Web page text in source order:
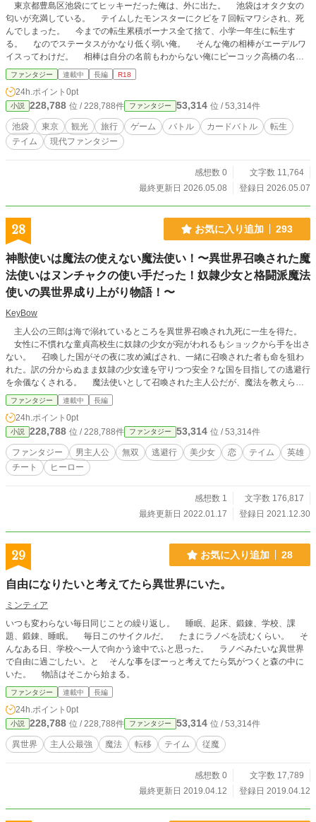
東京都豊島区池袋にてヒッキーだった俺は、外に出た。 池袋はオタク女の
匂いが充満している。 テイムしたモンスターにクビを７回転マワシされ、死
んでしまった。 今までの転生累積ボーナス全て捨て、小学一年生に転生す
る。 なのでステータスがかなり低く弱い俺。 そんな俺の相棒がエーデルワ
イスってわけだ。 相棒は自分の名前もわからない俺にピーコック高橋の名を
名付けてくれた。 それなら、人の身で孔雀の鉤爪を持つのは、当然。 人の
身で孔雀の鉤爪を持った俺はモンスターとの戦いで、エーデルワイスを ＜ス
キル:早池峰山に咲くハヤチネウスユキソウの如く＞でスキル名の如く。 早地
峰山に咲くハヤチネウスユキソウにして、そこからサモンするタクティクス。
それがなんの手違いか、早地峰山に咲く本物のハヤチネウスユキソウをサモン
しちまったんだ。 でも、なんだかんだで、ハヤチネウスイキソウとモンスタ
ー種族ラムイレコフといっしょに、 俺達は相棒エーデルワイスを救出するロー
い。 が、人造ふくろう:いけふくろうは現代の池袋を破壊して、ふくろうが支
配していた時代の池袋 を取り戻そうとたくらんでいた。 俺がいくら抗おう
耐え抜いた木造池袋駅。 第二次世界大戦の空襲においてもアメリカ戦闘機を
撃墜していた木造池袋駅。 その木造池袋駅をも簡単に崩壊させるオーバーキ
ルカード。 池袋はゲーセン、ボウリング、バッティングセンター、ダーツ
カフェ。 遊ぶのになんでもある。 ずっと遊んでられるし、ずっとゲームし
ていられる。 え、池袋には競馬場がない？ 池袋に競馬場がないなら池袋に
競馬場を作ればいいんだよ。
ファンタジー 連載中 長編 R18
24h.ポイント 0pt
小説 228,788 位 / 228,788件 ファンタジー 53,314 位 / 53,314件
池袋 東京 観光 旅行 ゲーム バトル カードバトル
転生
テイム
現代ファンタジー
感想数 0
文字数 11,764
最終更新日 2026.05.08
登録日 2026.05.07
28 お気に入り追加 293
神獣使いは魔法の使えない魔法使い！〜異世界召喚された魔
法使いはヌンチャクの使い手だった！奴隷少女と格闘派魔法
使いの異世界成り上がり物語！〜
KeyBow
主人公の三郎は海で溺れているところを異世界召喚され九死に一生を得た。
女性に不慣れな童貞高校生に奴隷の少女が宛がわれるもショックから手を出さ
ない。 召喚した国がその夜に攻め滅ばされ、一緒に召喚された者も命を狙わ
れた。訳の分からぬまま奴隷の少女達を守りつつ安全？な国を目指しての逃避行
を余儀なくされる。 魔法使いとして召喚された主人公だが、魔法を教えられ
る前に逃亡を余儀なくされた為、魔法の使えない魔法使いになる。 得意の格
闘技(ヌンチャクを得意)と召還時に与えられた能力を駆使して安全な国に逃げ込
み、生きる力を得ようと逃避行をする。 だが魔法の使えない魔法使いはくず
扱いに成りかねない。うまく立ち回り生き残れるか？
ファンタジー 連載中 長編
24h.ポイント 0pt
小説 228,788 位 / 228,788件 ファンタジー 53,314 位 / 53,314件
ファンタジー 男主人公 無双 逃避行 美少女 恋 テイム
英雄
チート
ヒーロー
感想数 1
文字数 176,817
最終更新日 2022.01.17
登録日 2021.12.30
29 お気に入り追加 28
自由になりたいと考えてたら異世界にいた。
ミンティア
いつも変わらない毎日同じことの繰り返し。 睡眠、起床、鍛錬、学校、課
題、鍛錬、睡眠。 毎日このサイクルだ。 たまにラノベを読むくらい。 そ
んなある日、学校へ一人で向かう途中でふと思った。 ラノベみたいな異世界
で自由に過ごしたい。と そんな事をぼーっと考えてたら気がつくと森の中に
いた。 物語はそこから始まる。
ファンタジー 連載中 長編
24h.ポイント 0pt
小説 228,788 位 / 228,788件 ファンタジー 53,314 位 / 53,314件
異世界 主人公最強 魔法 転移 テイム 従魔
感想数 0
文字数 17,789
最終更新日 2019.04.12
登録日 2019.04.12